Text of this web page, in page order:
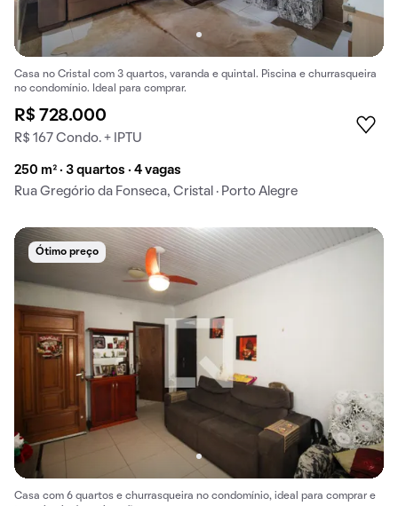
Casa no Cristal com 3 quartos, varanda e quintal. Piscina e churrasqueira
no condomínio. Ideal para comprar.
R$ 728.000
R$ 167 Condo. + IPTU
250 m² · 3 quartos · 4 vagas
Rua Gregório da Fonseca, Cristal · Porto Alegre
Ótimo preço
Casa com 6 quartos e churrasqueira no condomínio, ideal para comprar e